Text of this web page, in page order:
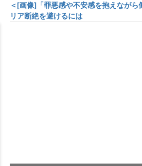
＜[画像]「罪悪感や不安感を抱えなが
リア断絶を避けるには